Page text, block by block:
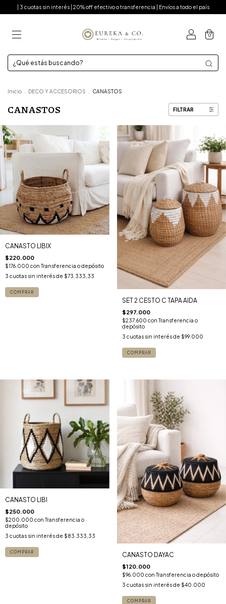
| 3 cuotas sin interés | 20% off efectivo o transferencia | Envíos a todo el país
0
Inicio DECO Y ACCESORIOS CANASTOS
CANASTOS FILTRAR
CANASTO LIBIX
$220.000
$176.000 con Transferencia o depósito
3 cuotas sin interés de $73.333,33
SET 2 CESTO C TAPA AIDA
$297.000
$237.600 con Transferencia o
depósito
3 cuotas sin interés de $99.000
CANASTO LIBI
$250.000
$200.000 con Transferencia o
depósito
3 cuotas sin interés de $83.333,33
CANASTO DAYAC
$120.000
$96.000 con Transferencia o depósito
3 cuotas sin interés de $40.000
COMPRAR